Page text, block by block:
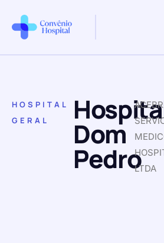
HOSPITAL
GERAL
Dom
PedroLTDA